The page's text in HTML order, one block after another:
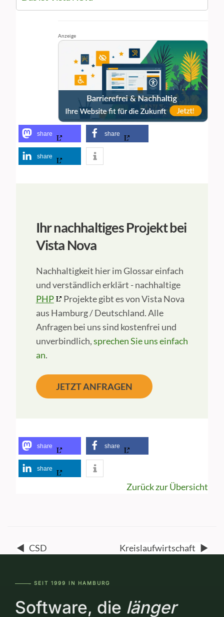
Anzeige
share share
share
Ihr nachhaltiges Projekt bei
Vista Nova
Nachhaltigkeit hier im Glossar einfach
und verständlich erklärt - nachhaltige
PHP
Projekte gibt es von Vista Nova
aus Hamburg / Deutschland. Alle
Anfragen bei uns sind kostenfrei und
unverbindlich,sprechen Sie uns einfach
an.
JETZT ANFRAGEN
share share
share
Zurück zur Übersicht
◀ CSD Kreislaufwirtschaft ▶
―――-- SEIT 1999 IN HAMBURG
Software, die länger